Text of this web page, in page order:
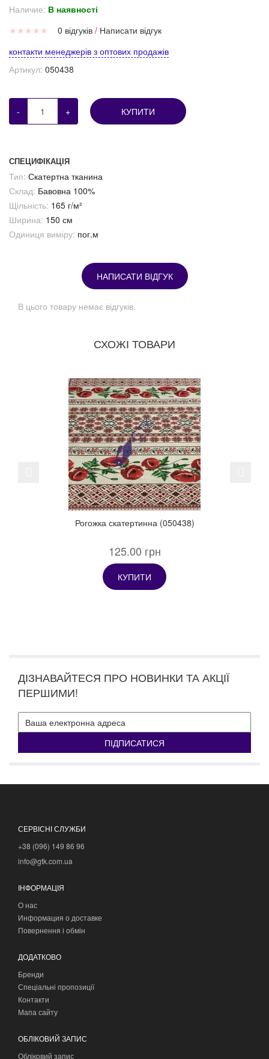
Наличие: В наявності
★ ★ ★ ★ ★ 0 відгуків / Написати відгук
контакти менеджерів з оптових продажів
Артикул: 050438
- + КУПИТИ
СПЕЦИФІКАЦІЯ
Тип: Скатертна тканина
Склад: Бавовна 100%
Щільність: 165 г/м²
Ширина: 150 см
Одиниця виміру: пог.м
НАПИСАТИ ВІДГУК
В цього товару немає відгуків.
СХОЖІ ТОВАРИ
Рогожка скатертинна (050438)
125.00 грн
КУПИТИ
Previous
ДІЗНАВАЙТЕСЯ ПРО НОВИНКИ ТА АКЦІЇ
ПЕРШИМИ!
ПІДПИСАТИСЯ
СЕРВІСНІ СЛУЖБИ
+38 (096) 149 86 96
info@gtk.com.ua
ІНФОРМАЦІЯ
О нас
Информация о доставке
Повернення і обмін
ДОДАТКОВО
Бренди
Спеціальні пропозиції
Контакти
Мапа сайту
ОБЛІКОВИЙ ЗАПИС
Обліковий запис